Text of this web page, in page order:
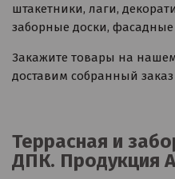
штакетники, лаги,
заборные доски,
Закажите товары на
доставим собранный
Террасная и
ДПК. Продукция